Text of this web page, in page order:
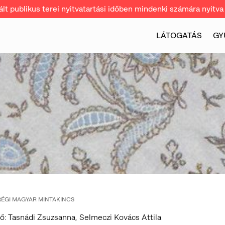
publikus terei nyitvatartási időben mindenki számára nyitva
LÁTOGATÁS
MAGYAR MINTAKINCS
Tasnádi Zsuzsanna, Selmeczi Kovács Attila